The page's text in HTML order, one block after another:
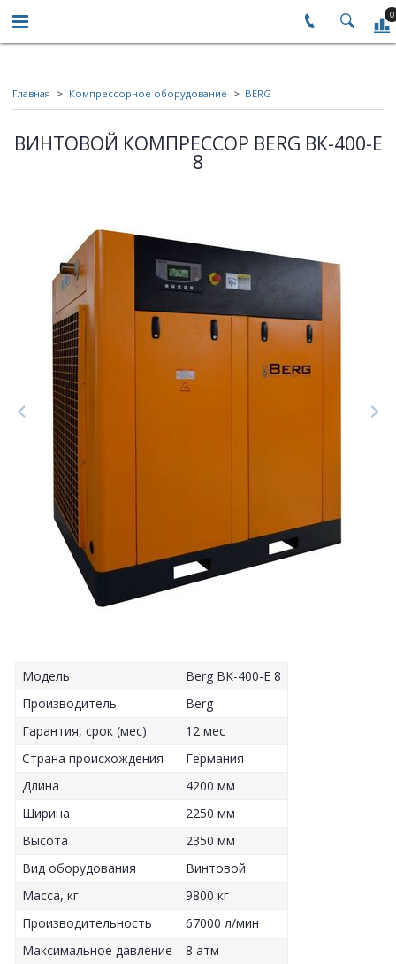
0
Главная Компрессорное оборудование BERG
ВИНТОВОЙ КОМПРЕССОР BERG ВК-400-Е
8
Модель
Berg ВК-400-Е 8
Производитель
Berg
Гарантия, срок (мес)
12 мес
Страна происхождения
Германия
Длина
4200 мм
Ширина
2250 мм
Высота
2350 мм
Вид оборудования
Винтовой
Масса, кг
9800 кг
Производительность
67000 л/мин
Максимальное давление
8 атм